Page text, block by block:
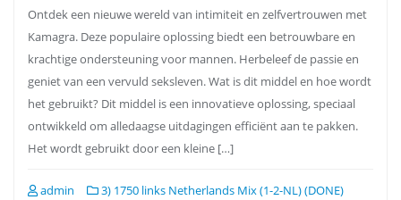
Ontdek een nieuwe wereld van intimiteit en zelfvertrouwen met
Kamagra. Deze populaire oplossing biedt een betrouwbare en
krachtige ondersteuning voor mannen. Herbeleef de passie en
geniet van een vervuld seksleven. Wat is dit middel en hoe wordt
het gebruikt? Dit middel is een innovatieve oplossing, speciaal
ontwikkeld om alledaagse uitdagingen efficiënt aan te pakken.
Het wordt gebruikt door een kleine […]
admin
3) 1750 links Netherlands Mix (1-2-NL) (DONE)